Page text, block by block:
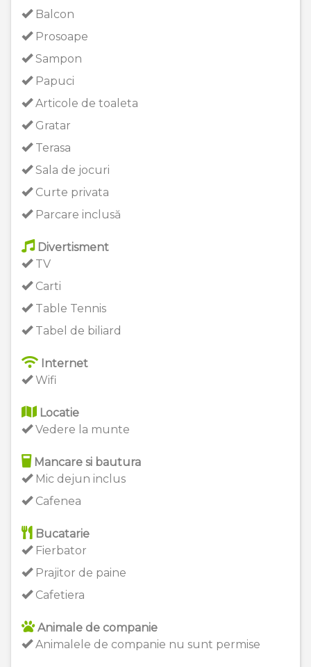
Balcon
Prosoape
Sampon
Papuci
Articole de toaleta
Gratar
Terasa
Sala de jocuri
Curte privata
Parcare inclusă
Divertisment
TV
Carti
Table Tennis
Tabel de biliard
Internet
Wifi
Locatie
Vedere la munte
Mancare si bautura
Mic dejun inclus
Cafenea
Bucatarie
Fierbator
Prajitor de paine
Cafetiera
Animale de companie
Animalele de companie nu sunt permise